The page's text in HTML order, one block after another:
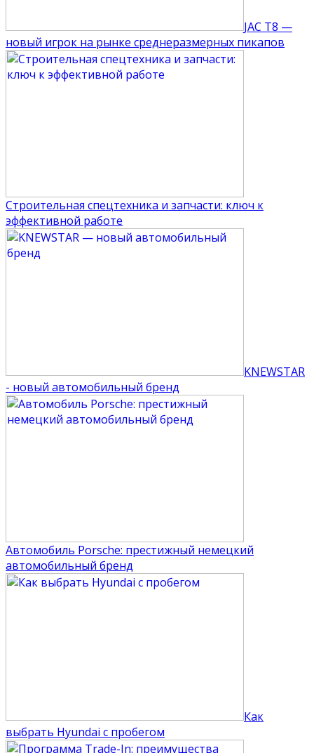
JAC T8 —
новый игрок на рынке среднеразмерных пикапов
Строительная спецтехника и запчасти: ключ к
эффективной работе
KNEWSTAR
- новый автомобильный бренд
Автомобиль Porsche: престижный немецкий
автомобильный бренд
Как
выбрать Hyundai с пробегом